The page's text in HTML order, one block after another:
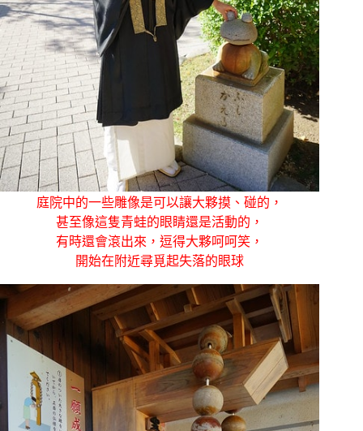
庭院中的一些雕像是可以讓大夥摸、碰的，
甚至像這隻青蛙的眼睛還是活動的，
有時還會滾出來，逗得大夥呵呵笑，
開始在附近尋覓起失落的眼球